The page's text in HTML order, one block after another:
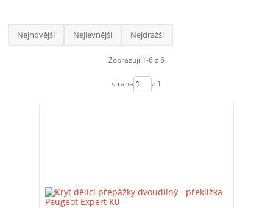
Nejnovější Nejlevnější Nejdražší
Zobrazuji 1-6 z 6
strana z 1